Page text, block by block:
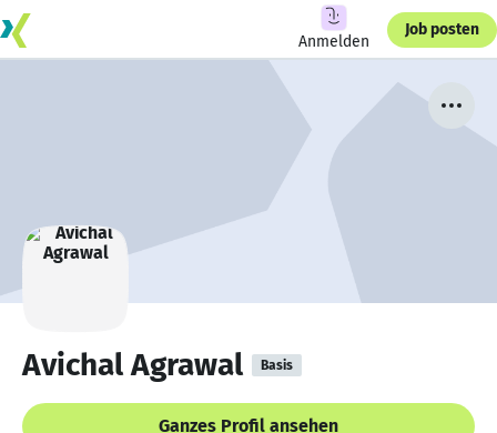
Anmelden
Job posten
Avichal Agrawal Basis
Ganzes Profil ansehen